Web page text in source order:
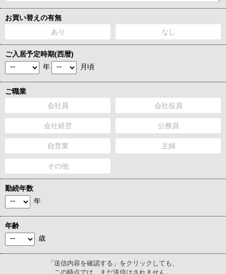
お買い替えの有無
あり
なし
ご入居予定時期(西暦)
年
月頃
ご職業
会社員
会社役員
会社経営 公務員
自営業 主婦
その他
勤続年数
年
年齢
歳
「送信内容を確認する」をクリックしても、
この時点では、まだ送信はされません。